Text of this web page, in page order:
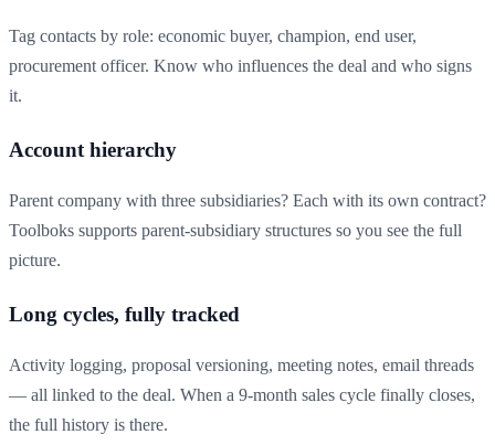
Tag contacts by role: economic buyer, champion, end user,
procurement officer. Know who influences the deal and who signs
it.
Account hierarchy
Parent company with three subsidiaries? Each with its own contract?
Toolboks supports parent-subsidiary structures so you see the full
picture.
Long cycles, fully tracked
Activity logging, proposal versioning, meeting notes, email threads
— all linked to the deal. When a 9-month sales cycle finally closes,
the full history is there.